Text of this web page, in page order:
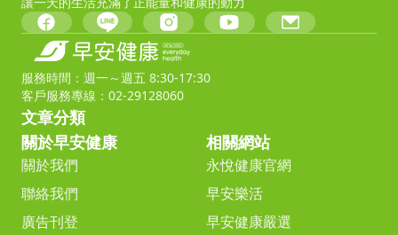
服務時間：週一～週五 8:30-17:30
客戶服務專線：02-29128060
文章分類
關於早安健康
關於我們
聯絡我們
廣告刊登
相關網站
永悅健康官網
早安樂活
早安健康嚴選